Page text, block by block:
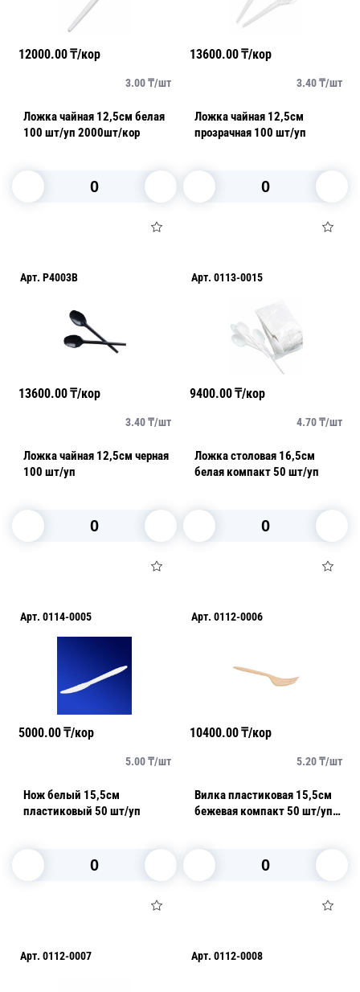
12000.00₸/кор
3.00₸/шт
Ложка чайная 12,5см белая
100 шт/уп 2000шт/кор
13600.00₸/кор
3.40₸/шт
Ложка чайная 12,5см
прозрачная 100 шт/уп
Арт. P4003B
13600.00₸/кор
3.40₸/шт
Ложка чайная 12,5см черная
100 шт/уп
Арт. 0113-0015
9400.00₸/кор
4.70₸/шт
Ложка столовая 16,5см
белая компакт 50 шт/уп
Арт. 0114-0005
5000.00₸/кор
5.00₸/шт
Нож белый 15,5см
пластиковый 50 шт/уп
Арт. 0112-0006
10400.00₸/кор
5.20₸/шт
Вилка пластиковая 15,5см
бежевая компакт 50 шт/уп
Арт. 0112-0007 Арт. 0112-0008